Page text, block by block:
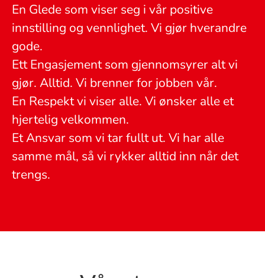
En Glede som viser seg i vår positive
innstilling og vennlighet. Vi gjør hverandre
gode.
Ett Engasjement som gjennomsyrer alt vi
gjør. Alltid. Vi brenner for jobben vår.
En Respekt vi viser alle. Vi ønsker alle et
hjertelig velkommen.
Et Ansvar som vi tar fullt ut. Vi har alle
samme mål, så vi rykker alltid inn når det
trengs.